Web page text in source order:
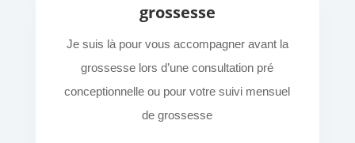
grossesse
Je suis là pour vous accompagner avant la
grossesse lors d’une consultation pré
conceptionnelle ou pour votre suivi mensuel
de grossesse